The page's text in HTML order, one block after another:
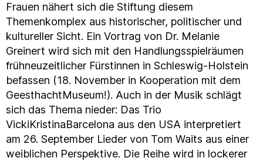
Frauen nähert sich die Stiftung diesem
Themenkomplex aus historischer, politischer und
kultureller Sicht. Ein Vortrag von Dr. Melanie
Greinert wird sich mit den Handlungsspielräumen
frühneuzeitlicher Fürstinnen in Schleswig-Holstein
befassen (18. November in Kooperation mit dem
GeesthachtMuseum!). Auch in der Musik schlägt
sich das Thema nieder: Das Trio
VickiKristinaBarcelona aus den USA interpretiert
am 26. September Lieder von Tom Waits aus einer
weiblichen Perspektive. Die Reihe wird in lockerer